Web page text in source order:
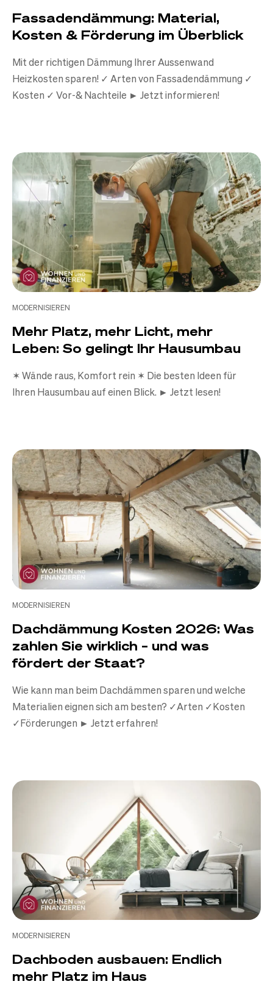
Fassadendämmung: Material,
Kosten & Förderung im Überblick
Mit der richtigen Dämmung Ihrer Aussenwand
Heizkosten sparen! ✓ Arten von Fassadendämmung ✓
Kosten ✓ Vor-& Nachteile ► Jetzt informieren!
MODERNISIEREN
Mehr Platz, mehr Licht, mehr
Leben: So gelingt Ihr Hausumbau
✶ Wände raus, Komfort rein ✶ Die besten Ideen für
Ihren Hausumbau auf einen Blick. ► Jetzt lesen!
MODERNISIEREN
Dachdämmung Kosten 2026: Was
zahlen Sie wirklich – und was
fördert der Staat?
Wie kann man beim Dachdämmen sparen und welche
Materialien eignen sich am besten? ✓Arten ✓Kosten
✓Förderungen ► Jetzt erfahren!
MODERNISIEREN
Dachboden ausbauen: Endlich
mehr Platz im Haus